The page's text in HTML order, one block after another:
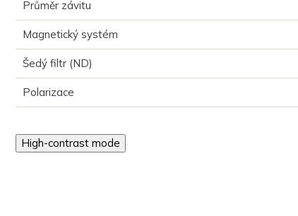
Průměr závitu
Magnetický systém
Šedý filtr (ND)
Polarizace
High-contrast mode